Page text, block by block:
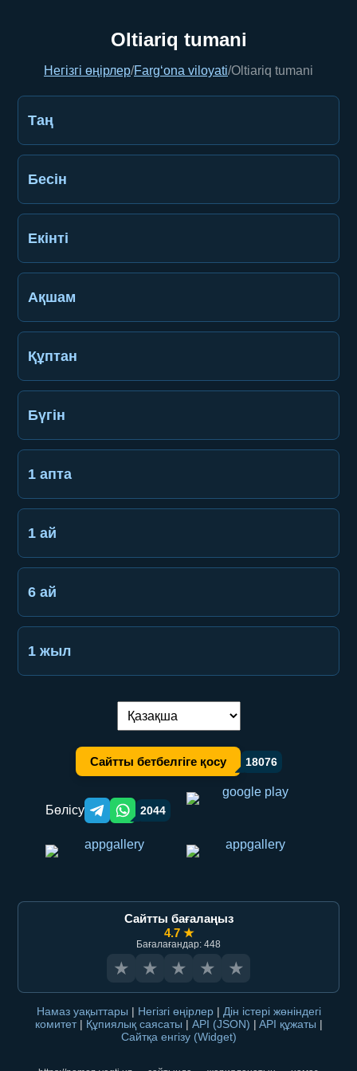
Oltiariq tumani
Негізгі өңірлер/Farg‘ona viloyati/Oltiariq tumani
Таң
Бесін
Екінті
Ақшам
Құптан
Бүгін
1 апта
1 ай
6 ай
1 жыл
Тілді ауыстыру:
Сайтты бетбелгіге қосу 18076
Бөлісу Telegram orqali ulashish
WhatsApp orqali ulashish
2044
Сайтты бағалаңыз
4.7 ★
Бағалағандар: 448
★ ★ ★ ★ ★
Намаз уақыттары | Негізгі өңірлер | Дін істері жөніндегі
комитет | Құпиялық саясаты | API (JSON) | API құжаты |
Сайтқа енгізу (Widget)